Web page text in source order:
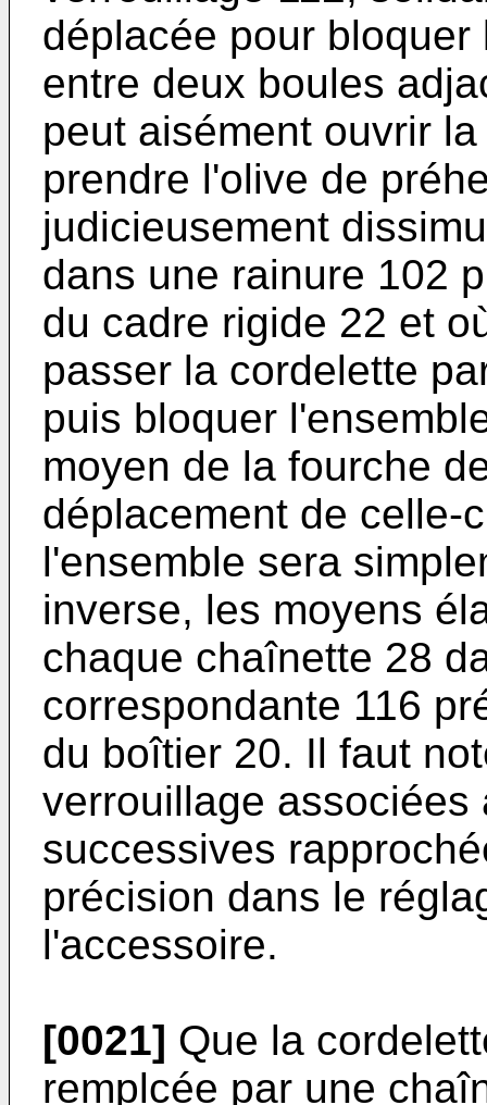
déplacée pour
entre deux boules
peut aisément ouvrir
prendre l'olive de
judicieusement
dans une rainure 102
du cadre rigide 22 et
passer la cordelette
puis bloquer
moyen de la fourche
déplacement de celle-
l'ensemble sera
inverse, les moyens
chaque chaînette 28
correspondante 116
du boîtier 20. Il faut
verrouillage
successives
précision dans le
l'accessoire.
[0021] Que la
remplcée par une